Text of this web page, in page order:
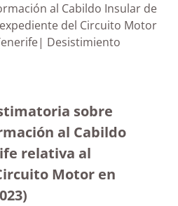
al Cabildo Insular de
del Circuito Motor
Desistimiento
sobre
al Cabildo
relativa al
Motor en
)